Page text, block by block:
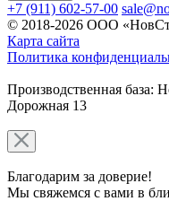
+7 (911) 602-57-00
© 2018-2026 ООО
Карта сайта
Политика
Производственная база:
Дорожная 13
Благодарим за доверие!
Мы свяжемся с вами в